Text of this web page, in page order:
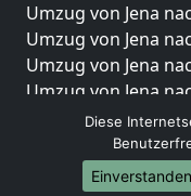
Umzug von Jena
Umzug von Jena
Umzug von Jena
Umzug von Jena
Umzug von Jena
Umzug von Jena
Umzug von Jena
Diese
Einverstanden